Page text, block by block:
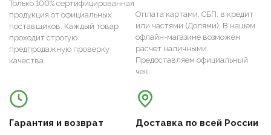
Только 100% сертифицированная
продукция от официальных
поставщиков. Каждый товар
проходит строгую
предпродажную проверку
качества.
Оплата картами, СБП, в кредит
или частями (Долями). В нашем
офлайн-магазине возможен
расчет наличными.
Предоставляем официальный
чек.
Гарантия и возврат Доставка по всей России